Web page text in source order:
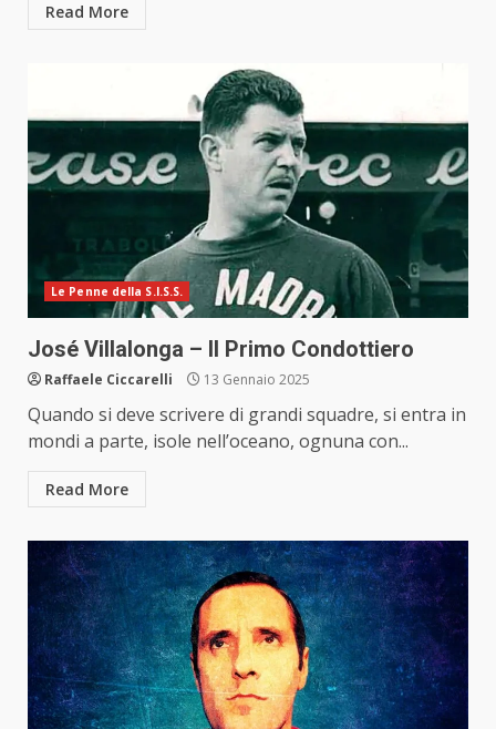
Read More
Le Penne della S.I.S.S.
José Villalonga – Il Primo Condottiero
Raffaele Ciccarelli 13 Gennaio 2025
Quando si deve scrivere di grandi squadre, si entra in
mondi a parte, isole nell’oceano, ognuna con...
Read More